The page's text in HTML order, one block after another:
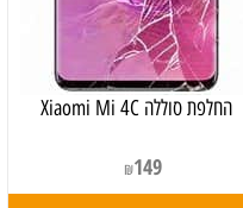
החלפת סוללה Xiaomi Mi 4C
₪149